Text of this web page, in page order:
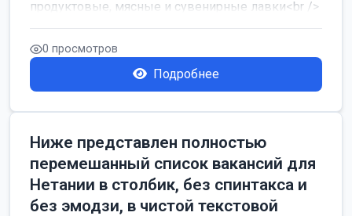
продуктовые, мясные и сувенирные лавки<br />
Разнорабочий на сборку м...
0 просмотров
Подробнее
Ниже представлен полностью
перемешанный список вакансий для
Нетании в столбик, без спинтакса и
без эмодзи, в чистой текстовой